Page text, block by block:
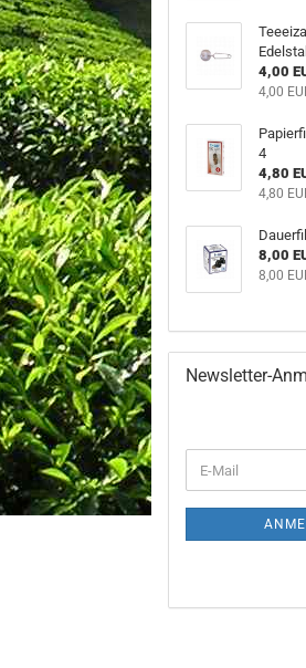
4,00
4,00
4
4,80
4,80
8,00
8,00
Newsletter-
ZUR
ANMELDUNG
E-
Mail